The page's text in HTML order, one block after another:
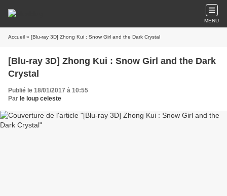
MENU
Accueil » [Blu-ray 3D] Zhong Kui : Snow Girl and the Dark Crystal
[Blu-ray 3D] Zhong Kui : Snow Girl and the Dark
Crystal
Publié le 18/01/2017 à 10:55
Par le loup celeste